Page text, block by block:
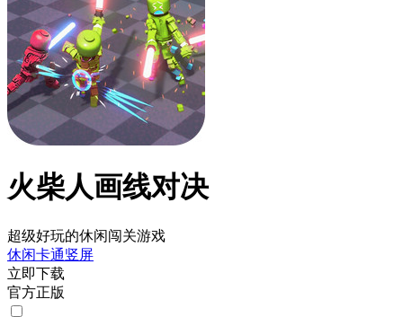
火柴人画线对决
超级好玩的休闲闯关游戏
休闲卡通竖屏
立即下载
官方正版